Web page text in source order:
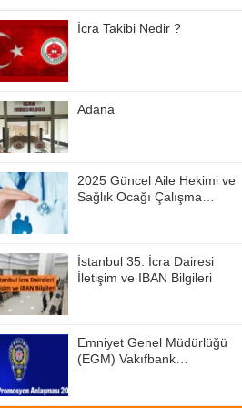
İcra Takibi Nedir ?
Adana
2025 Güncel Aile Hekimi ve
Sağlık Ocağı Çalışma
İstanbul 35. İcra Dairesi
İletişim ve IBAN Bilgileri
Emniyet Genel Müdürlüğü
(EGM) Vakıfbank